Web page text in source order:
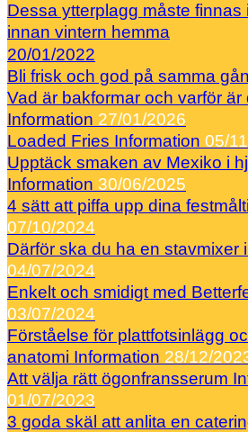
Dessa ytterplagg måste finnas
innan vintern hemma
20/01/2022
Bli frisk och god på samma
Vad är bakformar och varför är
Information 27/01/2026
Loaded Fries Information 05/
Upptäck smaken av Mexiko i
Information 30/06/2025
4 sätt att piffa upp dina
07/10/2024
Därför ska du ha en stavmixer
04/07/2024
Enkelt och smidigt med
03/07/2024
Förståelse för plattfotsinlägg
anatomi Information 28/12/
Att välja rätt ögonfransserum
01/07/2023
3 goda skäl att anlita en